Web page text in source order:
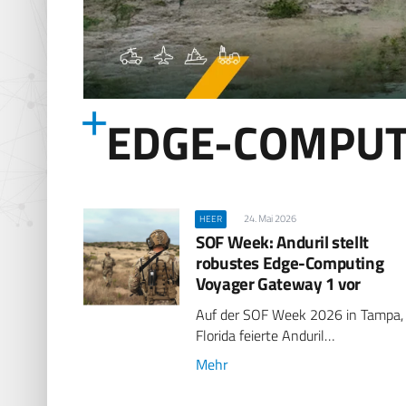
EDGE-
HEER 24. Mai 2026
SOF Week: Anduril stellt
robustes Edge-Computing
Voyager Gateway 1 vor
Auf der SOF Week 2026 in Tampa,
Florida feierte Anduril…
Mehr